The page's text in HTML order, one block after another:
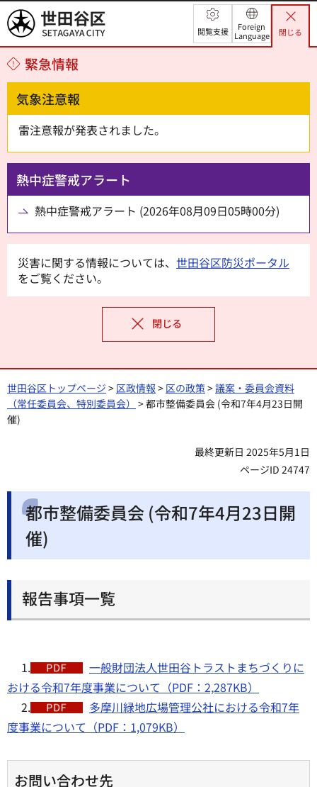
世田谷区 閲覧支援
Foreign
Language
閉じる
緊急情報
気象注意報
雷注意報が発表されました。
熱中症警戒アラート
熱中症警戒アラート (2026年08月09日05時00分)
災害に関する情報については、 世田谷区防災ポータル
をご覧ください。
閉じる
世田谷区トップページ > 区政情報 > 区の政策>議案・委員会資料
（常任委員会、特別委員会） > 都市整備委員会 (令和7年4月23日開
催)
最終更新日 2025年5月1日
ページID 24747
都市整備委員会 (令和7年4月23日開
催)
報告事項一覧
1.
一般財団法人世田谷トラストまちづくりに
おける令和7年度事業について（PDF：2,287KB）
2.
多摩川緑地広場管理公社における令和7年
度事業について（PDF：1,079KB）
お問い合わせ先